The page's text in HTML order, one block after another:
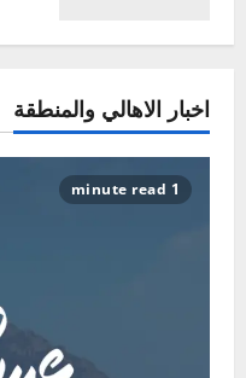
اخبار الاهالي والمنطقة
1 minute read